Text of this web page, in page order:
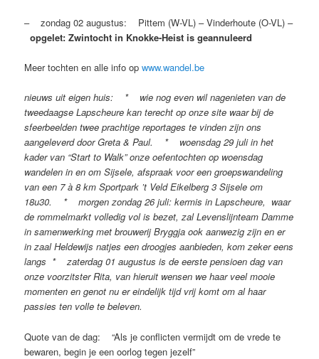
– zondag 02 augustus: Pittem (W-VL) – Vinderhoute (O-VL) –
opgelet: Zwintocht in Knokke-Heist is geannuleerd
Meer tochten en alle info opwww.wandel.be
nieuws uit eigen huis: * wie nog even wil nagenieten van de
tweedaagse Lapscheure kan terecht op onze site waar bij de
sfeerbeelden twee prachtige reportages te vinden zijn ons
aangeleverd door Greta & Paul. * woensdag 29 juli in het
kader van “Start to Walk” onze oefentochten op woensdag
wandelen in en om Sijsele, afspraak voor een groepswandeling
van een 7 à 8 km Sportpark ’t Veld Eikelberg 3 Sijsele om
18u30. * morgen zondag 26 juli: kermis in Lapscheure, waar
de rommelmarkt volledig vol is bezet, zal Levenslijnteam Damme
in samenwerking met brouwerij Bryggja ook aanwezig zijn en er
in zaal Heldewijs natjes een droogjes aanbieden, kom zeker eens
langs * zaterdag 01 augustus is de eerste pensioen dag van
onze voorzitster Rita, van hieruit wensen we haar veel mooie
momenten en genot nu er eindelijk tijd vrij komt om al haar
passies ten volle te beleven.
Quote van de dag: “Als je conflicten vermijdt om de vrede te
bewaren, begin je een oorlog tegen jezelf”